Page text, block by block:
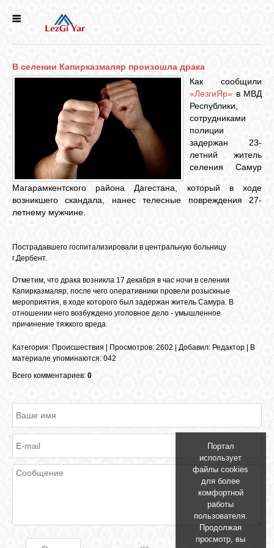
СЕЛА
ГОЛОС
ЛЕЗГИН
ФОРУМ
ГОСТЕВАЯ
ФОТО
ВИДЕО
В селении Капирказмаляр произошла драка
Как сообщили
«ЛезгиЯр» в МВД
Республики,
сотрудниками
полиции
задержан 23-
летний житель
селения Самур
Магарамкентского района Дагестана, который в ходе
возникшего скандала, нанес телесные повреждения 27-
летнему мужчине.
Пострадавшего госпитализировали в центральную больницу
г.Дербент.
Отметим, что драка возникла 17 декабря в час ночи в селении
Капирказмаляр, после чего оперативники провели розыскные
мероприятия, в ходе которого был задержан житель Самура. В
отношении него возбуждено уголовное дело - умышленное
причинение тяжкого вреда.
Категория: Происшествия Просмотров: 2602 | Добавил: Редактор
В
материале упоминаются: 042
Всего комментариев: 0
Портал
использует
файлы cookies
для более
комфортной
работы
пользователя.
Продолжая
просмотр, вы